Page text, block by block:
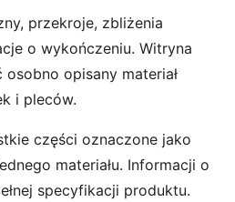
przekroje, zbliżenia
o wykończeniu. Witryna
opisany materiał
i pleców.
części oznaczone jako
materiału. Informacji o
specyfikacji produktu.